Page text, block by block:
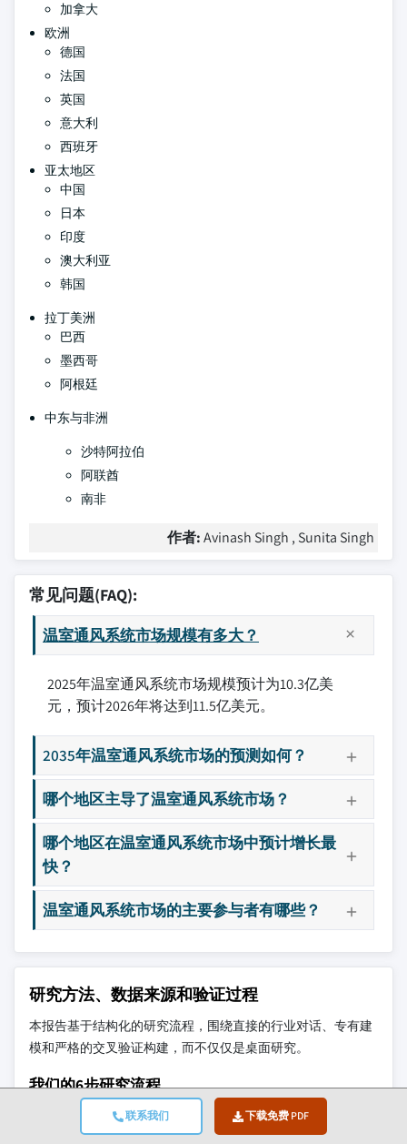
联系我们 下载免费 PDF
加拿大
欧洲
德国
法国
英国
意大利
西班牙
亚太地区
中国
日本
印度
澳大利亚
韩国
拉丁美洲
巴西
墨西哥
阿根廷
中东与非洲
沙特阿拉伯
阿联酋
南非
作者:Avinash Singh , Sunita Singh
常见问题(FAQ):
温室通风系统市场规模有多大？
2025年温室通风系统市场规模预计为10.3亿美
元，预计2026年将达到11.5亿美元。
2035年温室通风系统市场的预测如何？
哪个地区主导了温室通风系统市场？
哪个地区在温室通风系统市场中预计增长最
快？
温室通风系统市场的主要参与者有哪些？
研究方法、数据来源和验证过程
本报告基于结构化的研究流程，围绕直接的行业对话、专有建
模和严格的交叉验证构建，而不仅仅是桌面研究。
我们的6步研究流程